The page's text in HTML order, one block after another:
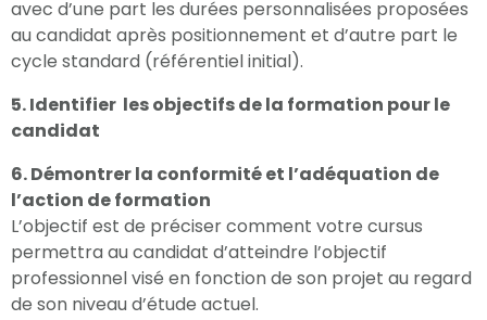
avec d’une part les durées personnalisées proposées
au candidat après positionnement et d’autre part le
cycle standard (référentiel initial).
5. Identifier les objectifs de la formation pour le
candidat
6. Démontrer la conformité et l’adéquation de
l’action de formation
L’objectif est de préciser comment votre cursus
permettra au candidat d’atteindre l’objectif
professionnel visé en fonction de son projet au regard
de son niveau d’étude actuel.